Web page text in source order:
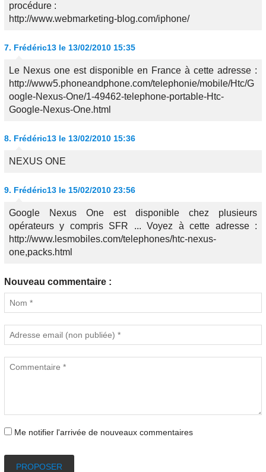
procédure :
http://www.webmarketing-blog.com/iphone/
7. Frédéric13 le 13/02/2010 15:35
Le Nexus one est disponible en France à cette adresse :
http://www5.phoneandphone.com/telephonie/mobile/Htc/G
oogle-Nexus-One/1-49462-telephone-portable-Htc-
Google-Nexus-One.html
8. Frédéric13 le 13/02/2010 15:36
NEXUS ONE
9. Frédéric13 le 15/02/2010 23:56
Google Nexus One est disponible chez plusieurs
opérateurs y compris SFR ... Voyez à cette adresse :
http://www.lesmobiles.com/telephones/htc-nexus-
one,packs.html
Nouveau commentaire :
Me notifier l'arrivée de nouveaux commentaires
PROPOSER